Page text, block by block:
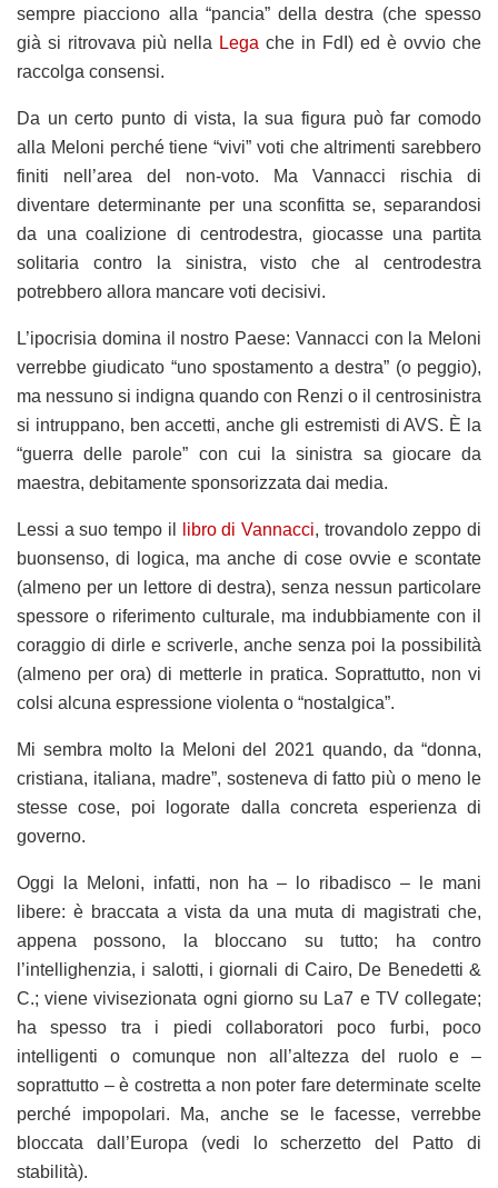
sempre piacciono alla “pancia” della destra (che spesso
già si ritrovava più nella Lega che in FdI) ed è ovvio che
raccolga consensi.
Da un certo punto di vista, la sua figura può far comodo
alla Meloni perché tiene “vivi” voti che altrimenti sarebbero
finiti nell’area del non-voto. Ma Vannacci rischia di
diventare determinante per una sconfitta se, separandosi
da una coalizione di centrodestra, giocasse una partita
solitaria contro la sinistra, visto che al centrodestra
potrebbero allora mancare voti decisivi.
L’ipocrisia domina il nostro Paese: Vannacci con la Meloni
verrebbe giudicato “uno spostamento a destra” (o peggio),
ma nessuno si indigna quando con Renzi o il centrosinistra
si intruppano, ben accetti, anche gli estremisti di AVS. È la
“guerra delle parole” con cui la sinistra sa giocare da
maestra, debitamente sponsorizzata dai media.
Lessi a suo tempo il libro di Vannacci, trovandolo zeppo di
buonsenso, di logica, ma anche di cose ovvie e scontate
(almeno per un lettore di destra), senza nessun particolare
spessore o riferimento culturale, ma indubbiamente con il
coraggio di dirle e scriverle, anche senza poi la possibilità
(almeno per ora) di metterle in pratica. Soprattutto, non vi
colsi alcuna espressione violenta o “nostalgica”.
Mi sembra molto la Meloni del 2021 quando, da “donna,
cristiana, italiana, madre”, sosteneva di fatto più o meno le
stesse cose, poi logorate dalla concreta esperienza di
governo.
Oggi la Meloni, infatti, non ha – lo ribadisco – le mani
libere: è braccata a vista da una muta di magistrati che,
appena possono, la bloccano su tutto; ha contro
l’intellighenzia, i salotti, i giornali di Cairo, De Benedetti &
C.; viene vivisezionata ogni giorno su La7 e TV collegate;
ha spesso tra i piedi collaboratori poco furbi, poco
intelligenti o comunque non all’altezza del ruolo e –
soprattutto – è costretta a non poter fare determinate scelte
perché impopolari. Ma, anche se le facesse, verrebbe
bloccata dall’Europa (vedi lo scherzetto del Patto di
stabilità).